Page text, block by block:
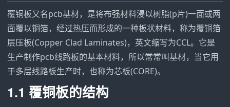
覆铜板又名pcb基材，是将布强材料浸以树脂(p片)一面或两
面覆以铜箔，经过热压而形成的一种板状材料，称为覆铜箔
层压板(Copper Clad Laminates)，英文缩写为CCL。它是
生产制作pcb线路板的基本材料，所以常常叫基材，当它用
于多层线路板生产时，也称为芯板(CORE)。
1.1 覆铜板的结构